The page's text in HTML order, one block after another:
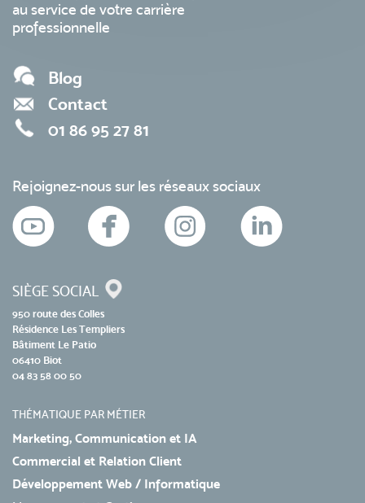
au service de votre carrière
professionnelle
Blog
Contact
01 86 95 27 81
Rejoignez-nous sur les réseaux sociaux
SIÈGE SOCIAL
950 route des Colles
Résidence Les Templiers
Bâtiment Le Patio
06410 Biot
04 83 58 00 50
THÉMATIQUE PAR MÉTIER
Marketing, Communication et IA
Commercial et Relation Client
Développement Web / Informatique